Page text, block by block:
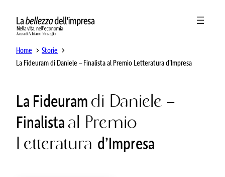
Home
Storie
La Fideuram di Daniele – Finalista al Premio Letteratura d’Impresa
La Fideuram di Daniele –
Finalista al Premio
Letteratura d’Impresa